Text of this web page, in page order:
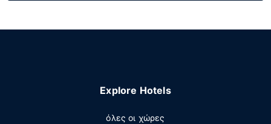
Explore Hotels
όλες οι χώρες